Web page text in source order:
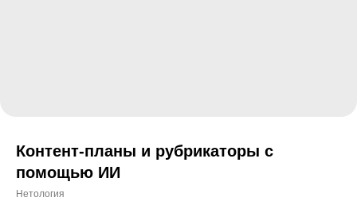
Контент-планы и рубрикаторы с
помощью ИИ
Нетология